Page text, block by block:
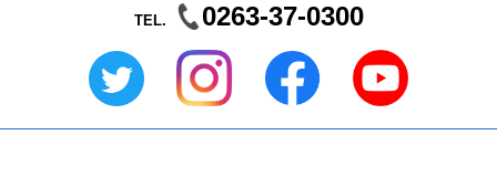
TEL. 0263-37-0300